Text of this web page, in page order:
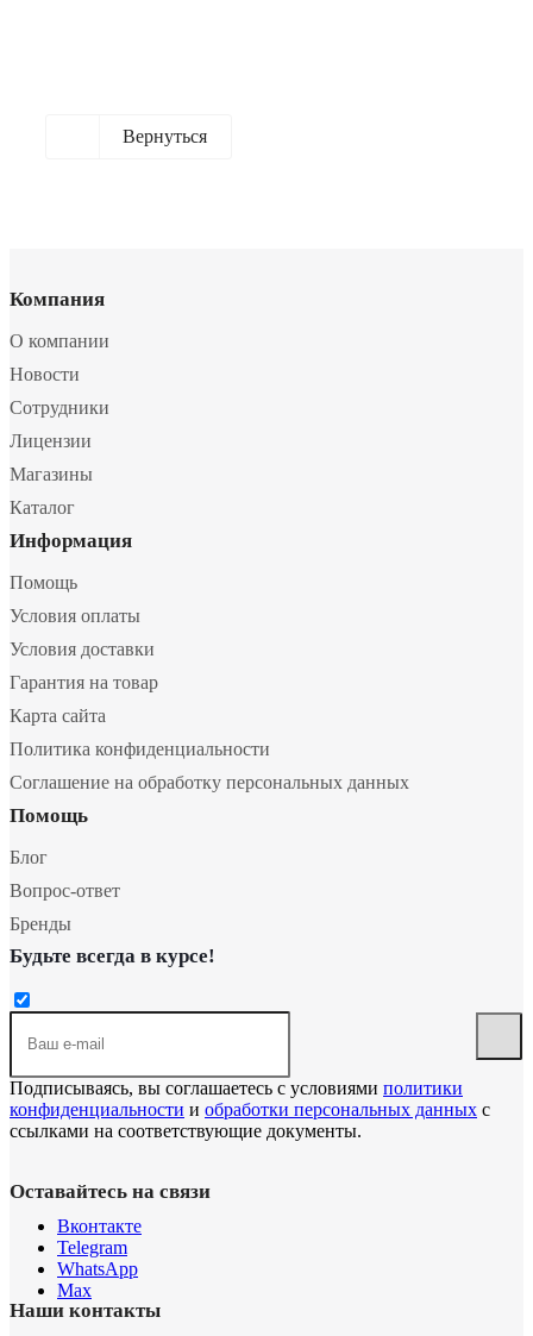
Вернуться
Компания
О компании
Новости
Сотрудники
Лицензии
Магазины
Каталог
Информация
Помощь
Условия оплаты
Условия доставки
Гарантия на товар
Карта сайта
Политика конфиденциальности
Соглашение на обработку персональных данных
Помощь
Блог
Вопрос-ответ
Бренды
Будьте всегда в курсе!
Подписываясь, вы соглашаетесь с условиями политики
конфиденциальности и обработки персональных данных с
ссылками на соответствующие документы.
Оставайтесь на связи
Вконтакте
Telegram
WhatsApp
Max
Наши контакты